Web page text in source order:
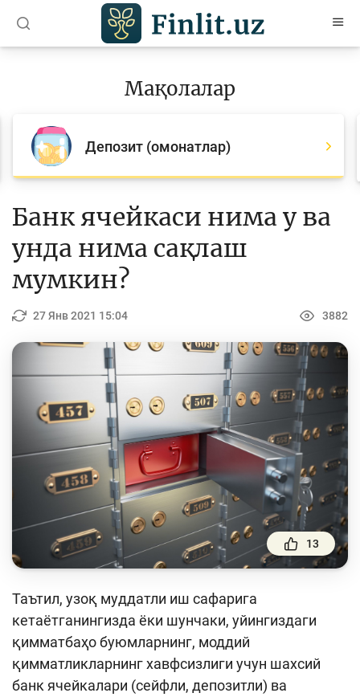
Барча мақолалар
Банк агентлари учун
Депозит (омонатлар)
Тўлов ва ўтказмалар
Молия бозори
Пул-кредит сиёсати ва унинг элементлари
Молиявий хавфсизлик
Банк хизматлари истеъмолчилари
ҳуқуқлари
Тадбиркорлик
Лойиҳалар
Интерактив хизматлар
Фотогалерея
Мақолалар
Депозит (омонатлар)
Банк ячейкаси нима у ва
унда нима сақлаш
мумкин?
27 Янв 2021 15:04 3882
13
Таътил, узоқ муддатли иш сафарига
кетаётганингизда ёки шунчаки, уйингиздаги
қимматбаҳо буюмларнинг, моддий
қимматликларнинг хавфсизлиги учун шахсий
банк ячейкалари (сейфли, депозитли) ва